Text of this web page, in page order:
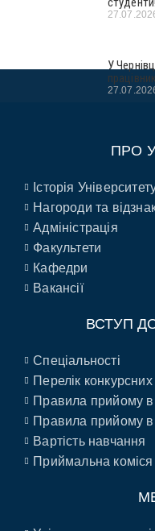
У
ПРО
Історія
Нагороди та
Адміністрація
Факультети
Кафедри
Вакансії
ВСТУП
Спеціальності
Перелік
Правила прийому в
Правила прийому
Вартість навчання
Приймальна коміся